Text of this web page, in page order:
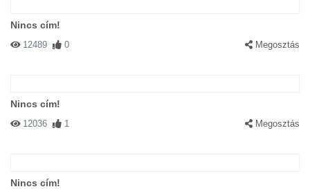
Nincs cím!
12489 0 Megosztás
Nincs cím!
12036 1 Megosztás
Nincs cím!